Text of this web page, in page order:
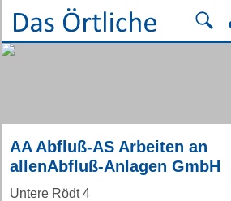
AA Abfluß-AS Arbeiten an
allenAbfluß-Anlagen GmbH
Untere Rödt 4